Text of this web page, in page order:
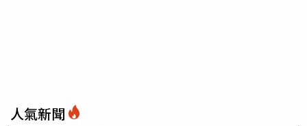
人氣新聞